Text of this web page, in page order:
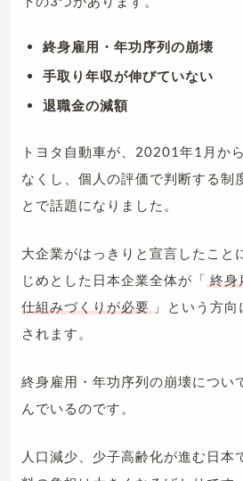
終身雇用・年功序列の崩壊
手取り年収が伸びていない
退職金の減額
トヨタ自動車が、20201年1月か
なくし、個人の評価で判断する制
とで話題になりました。
大企業がはっきりと宣言したこと
じめとした日本企業全体が「 終身
仕組みづくりが必要 」という方
されます。
終身雇用・年功序列の崩壊につい
んでいるのです。
人口減少、少子高齢化が進む日本